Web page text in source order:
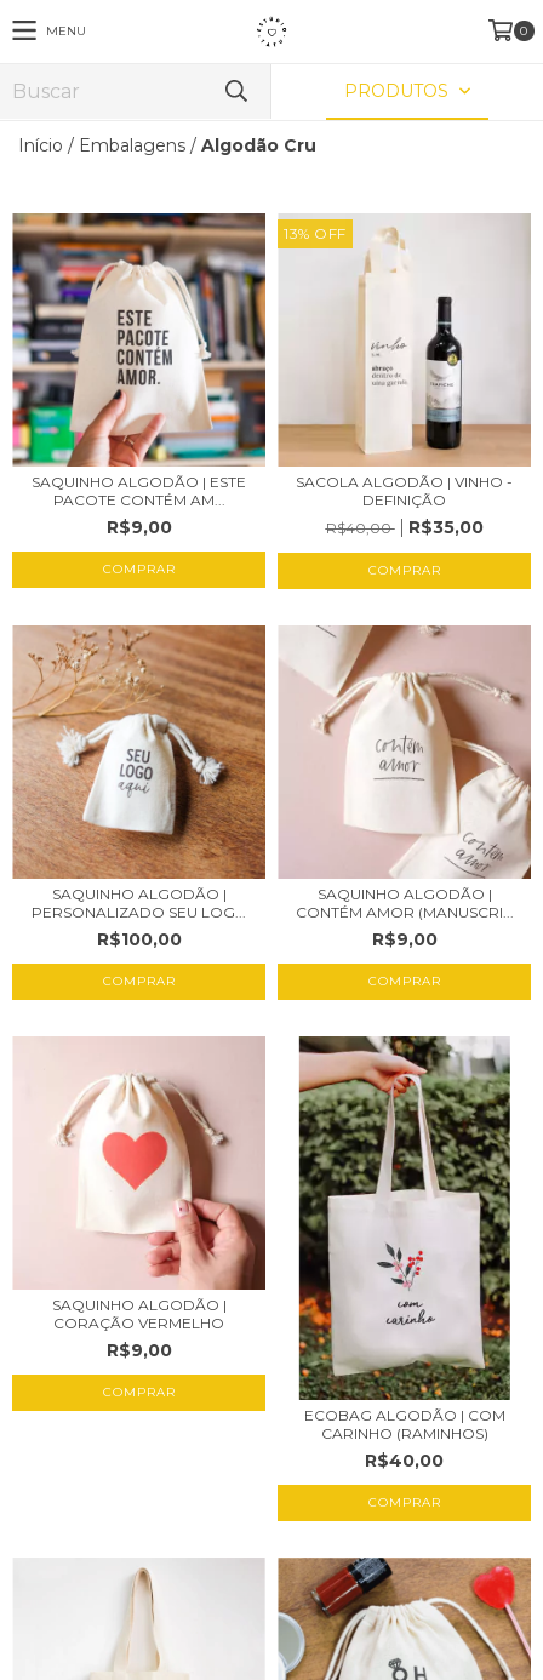
MENU 0
PRODUTOS
Início / Embalagens / Algodão Cru
SAQUINHO ALGODÃO | ESTE
PACOTE CONTÉM AM...
R$9,00
COMPRAR
13% OFF
SACOLA ALGODÃO | VINHO -
DEFINIÇÃO
R$40,00
R$35,00
SAQUINHO ALGODÃO |
PERSONALIZADO SEU LOG...
R$100,00
COMPRAR
SAQUINHO ALGODÃO |
CONTÉM AMOR (MANUSCRI...
R$9,00
COMPRAR
SAQUINHO ALGODÃO |
CORAÇÃO VERMELHO
R$9,00
COMPRAR
ECOBAG ALGODÃO | COM
CARINHO (RAMINHOS)
R$40,00
COMPRAR